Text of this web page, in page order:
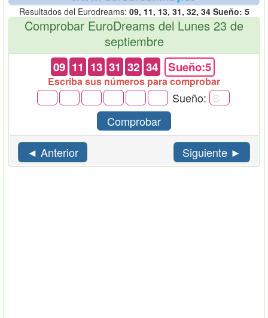
Resultados del Eurodreams: 09, 11, 13, 31, 32, 34 Sueño: 5
Comprobar EuroDreams del Lunes 23 de
septiembre
09 11 13 31 32 34 Sueño:5
Escriba sus números para comprobar
Sueño:
Comprobar
◄ Anterior
Siguiente ►